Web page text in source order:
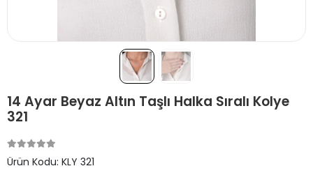
14 Ayar Beyaz Altın Taşlı Halka Sıralı Kolye
321
Ürün Kodu: KLY 321